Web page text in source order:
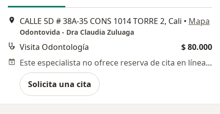
CALLE 5D # 38A‐35 CONS 1014 TORRE 2, Cali • Mapa
Odontovida - Dra Claudia Zuluaga
Visita Odontología
$ 80.000
Este especialista no ofrece reserva de cita en línea en esta dirección.
Solicita una cita